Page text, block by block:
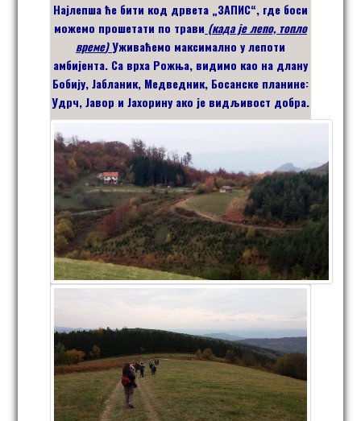
Најлепша ће бити код дрвета „ЗАПИС“, где боси
можемо прошетати по трави (када је лепо, топло
време)Уживаћемо максимално у лепоти
амбијента. Са врха Рожња, видимо као на длану
Бобију, Јабланик, Медведник, Босанске планине:
Удрч, Јавор и Јахорину ако је видљивост добра.